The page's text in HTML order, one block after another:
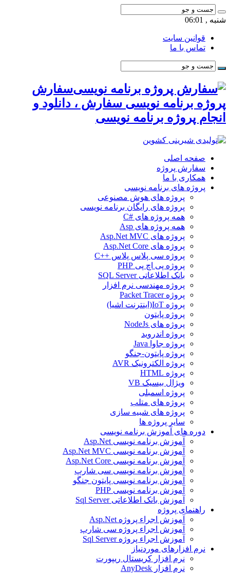
شنبه , 06:01
قوانین سایت
تماس با ما
سفارش
پروژه برنامه نویسی سفارش ، دانلود و
انجام پروژه برنامه نویسی
صفحه اصلی
سفارش پروژه
همکاری با ما
پروژه های برنامه نویسی
پروژه های هوش مصنوعی
پروژه های رایگان برنامه نویسی
همه پروژه های #C
همه پروژه های Asp
پروژه های Asp.Net MVC
پروژه های Asp.Net Core
پروژه سی پلاس پلاس ++C
پروژه پی اچ پی PHP
بانک اطلاعاتی SQL Server
پروژه مهندسی نرم افزار
پروژه Packet Tracer
پروژه IoT(اینترنت اشیا)
پروژه پایتون
پروژه های NodeJs
پروژه اندروید
پروژه جاوا Java
پروژه پایتون-جنگو
پروژه الکترونیک AVR
پروژه HTML
ویژال بیسیک VB
پروژه اسمبلی
پروژه های متلب
پروژه های شبیه سازی
سایر پروژه ها
دوره های آموزش برنامه نویسی
آموزش برنامه نویسی Asp.Net
آموزش برنامه نویسی Asp.Net MVC
آموزش برنامه نویسی Asp.Net Core
آموزش برنامه نویسی سی شارپ
آموزش برنامه نویسی پایتون جنگو
آموزش برنامه نویسی PHP
آموزش بانک اطلاعاتی Sql Server
راهنمای پروژه
آموزش اجراء پروژه Asp.Net
آموزش اجراء پروژه سی شارپ
آموزش اجراء پروژه Sql Server
نرم افزارهای موردنیاز
نرم افزار کریستال ریپورت
نرم افزار AnyDesk